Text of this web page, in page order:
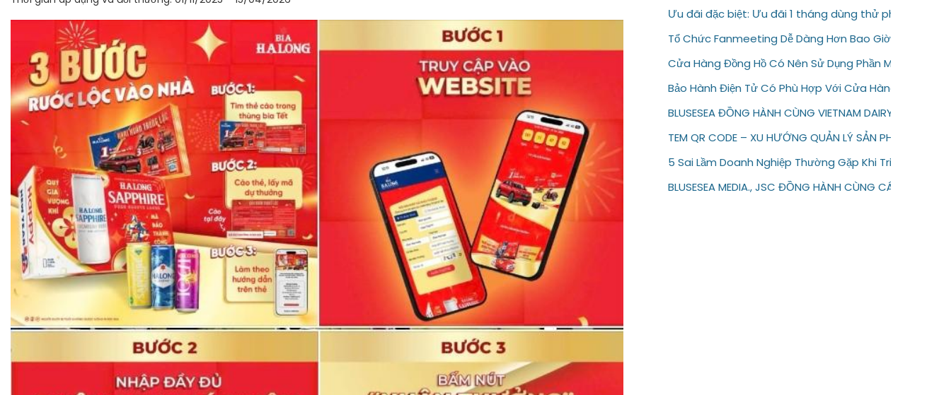
Ưu đãi đặc biệt: Ưu đãi 1 tháng dùng thử phần mềm
Tổ Chức Fanmeeting Dễ Dàng Hơn Bao Giờ Hết Với
Cửa Hàng Đồng Hồ Có Nên Sử Dụng Phần Mềm Bảo
Bảo Hành Điện Tử Có Phù Hợp Với Cửa Hàng Sửa
BLUSESEA ĐỒNG HÀNH CÙNG VIETNAM DAIRY 2026
TEM QR CODE – XU HƯỚNG QUẢN LÝ SẢN PHẨM & BẢO
5 Sai Lầm Doanh Nghiệp Thường Gặp Khi Triển Khai
BLUSESEA MEDIA., JSC ĐỒNG HÀNH CÙNG CÁC